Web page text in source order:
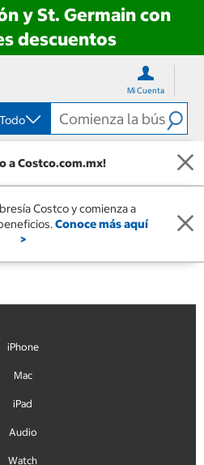
y St. Germain con
descuentos
Mi Cuenta
Todo
a Costco.com.mx!
Costco y comienza a
Conoce más aquí
>